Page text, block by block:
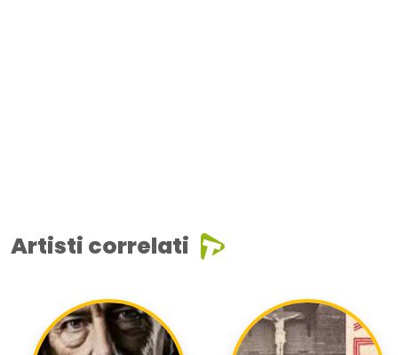
Artisti correlati